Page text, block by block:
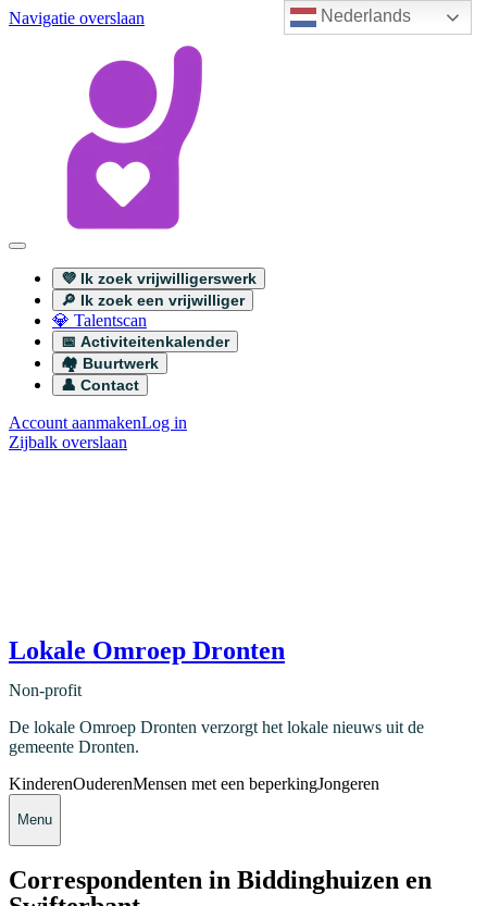
Nederlands
Navigatie overslaan
💜 Ik zoek vrijwilligerswerk
🔎 Ik zoek een vrijwilliger
💎 Talentscan
📅 Activiteitenkalender
🏘️ Buurtwerk
👤 Contact
Account aanmakenLog in
Zijbalk overslaan
Lokale Omroep Dronten
Non-profit
De lokale Omroep Dronten verzorgt het lokale nieuws uit de
gemeente Dronten.
KinderenOuderenMensen met een beperkingJongeren
Menu
Correspondenten in Biddinghuizen en